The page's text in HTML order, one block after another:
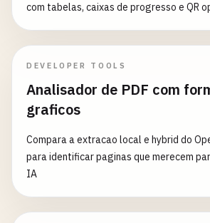
com tabelas, caixas de progresso e QR
DEVELOPER TOOLS
Analisador de PDF com
graficos
Compara a extracao local e hybrid do
para identificar paginas que merecem
IA